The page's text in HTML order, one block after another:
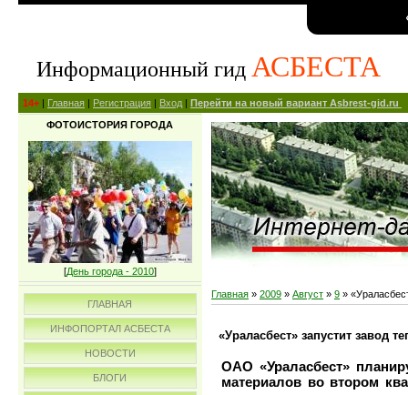
Информационный гид АСБЕСТА
14+ | Главная | Регистрация | Вход | Перейти на новый вариант Asbrest-gid.ru
ФОТОИСТОРИЯ ГОРОДА
[День города - 2010]
ГЛАВНАЯ
ИНФОПОРТАЛ АСБЕСТА
НОВОСТИ
БЛОГИ
Главная » 2009 » Август » 9 »
«Ураласбест» запустит завод
ОАО «Ураласбест»
материалов во втором